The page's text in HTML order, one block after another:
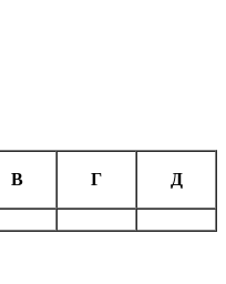
В Г Д